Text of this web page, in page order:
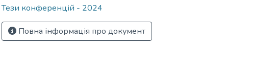
Тези конференцій - 2024
Повна інформація про документ